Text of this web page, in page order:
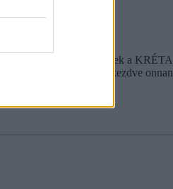
a diákvisszajelzések a
érzékeny adatokkal kezdve